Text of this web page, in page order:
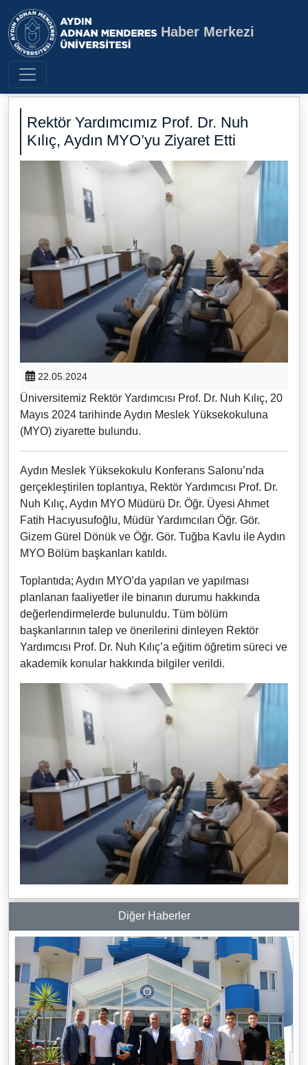
Aydın Adnan Menderes
Haber Merkezi
Rektör Yardımcımız Prof. Dr. Nuh
Kılıç, Aydın MYO’yu Ziyaret Etti
22.05.2024
Üniversitemiz Rektör Yardımcısı Prof. Dr. Nuh Kılıç, 20
Mayıs 2024 tarihinde Aydın Meslek Yüksekokuluna
(MYO) ziyarette bulundu.
Aydın Meslek Yüksekokulu Konferans Salonu’nda
gerçekleştirilen toplantıya, Rektör Yardımcısı Prof. Dr.
Nuh Kılıç, Aydın MYO Müdürü Dr. Öğr. Üyesi Ahmet
Fatih Hacıyusufoğlu, Müdür Yardımcıları Öğr. Gör.
Gizem Gürel Dönük ve Öğr. Gör. Tuğba Kavlu ile Aydın
MYO Bölüm başkanları katıldı.
Toplantıda; Aydın MYO’da yapılan ve yapılması
planlanan faaliyetler ile binanın durumu hakkında
değerlendirmelerde bulunuldu. Tüm bölüm
başkanlarının talep ve önerilerini dinleyen Rektör
Yardımcısı Prof. Dr. Nuh Kılıç’a eğitim öğretim süreci ve
akademik konular hakkında bilgiler verildi.
Diğer Haberler